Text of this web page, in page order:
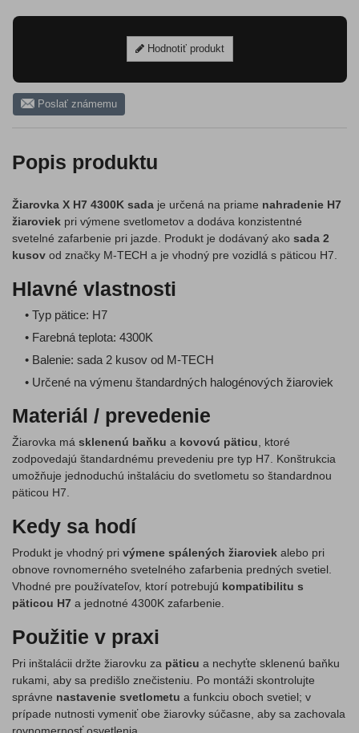
Hodnotiť produkt
Poslať známemu
Popis produktu
Žiarovka X H7 4300K sada je určená na priame nahradenie H7
žiaroviek pri výmene svetlometov a dodáva konzistentné
svetelné zafarbenie pri jazde. Produkt je dodávaný ako sada 2
kusov od značky M-TECH a je vhodný pre vozidlá s päticou H7.
Hlavné vlastnosti
• Typ pätice: H7
• Farebná teplota: 4300K
• Balenie: sada 2 kusov od M-TECH
• Určené na výmenu štandardných halogénových žiaroviek
Materiál / prevedenie
Žiarovka má sklenenú baňku a kovovú päticu , ktoré
zodpovedajú štandardnému prevedeniu pre typ H7. Konštrukcia
umožňuje jednoduchú inštaláciu do svetlometu so štandardnou
päticou H7.
Kedy sa hodí
Produkt je vhodný pri výmene spálených žiaroviek alebo pri
obnove rovnomerného svetelného zafarbenia predných svetiel.
Vhodné pre používateľov, ktorí potrebujú kompatibilitu s
päticou H7 a jednotné 4300K zafarbenie.
Použitie v praxi
Pri inštalácii držte žiarovku za päticu a nechyťte sklenenú baňku
rukami, aby sa predišlo znečisteniu. Po montáži skontrolujte
správne nastavenie svetlometu a funkciu oboch svetiel; v
prípade nutnosti vymeniť obe žiarovky súčasne, aby sa zachovala